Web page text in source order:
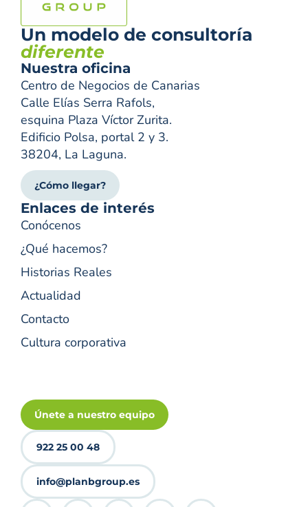
Un modelo de consultoría
diferente
Nuestra oficina
Centro de Negocios de Canarias
Calle Elías Serra Rafols,
esquina Plaza Víctor Zurita.
Edificio Polsa, portal 2 y 3.
38204, La Laguna.
¿Cómo llegar?
Enlaces de interés
Conócenos
¿Qué hacemos?
Historias Reales
Actualidad
Contacto
Cultura corporativa
Únete a nuestro equipo
922 25 00 48
info@planbgroup.es